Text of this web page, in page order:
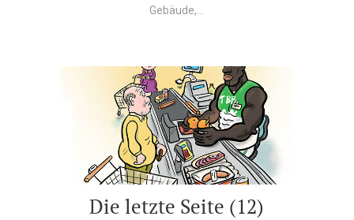
Gebäude,...
Die letzte Seite (12)